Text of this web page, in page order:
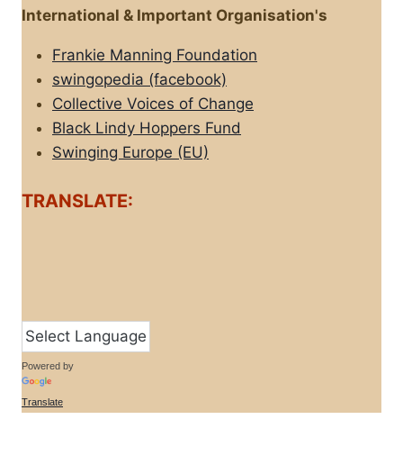
International & Important Organisation's
Frankie Manning Foundation
swingopedia (facebook)
Collective Voices of Change
Black Lindy Hoppers Fund
Swinging Europe (EU)
TRANSLATE:
Powered by
Translate